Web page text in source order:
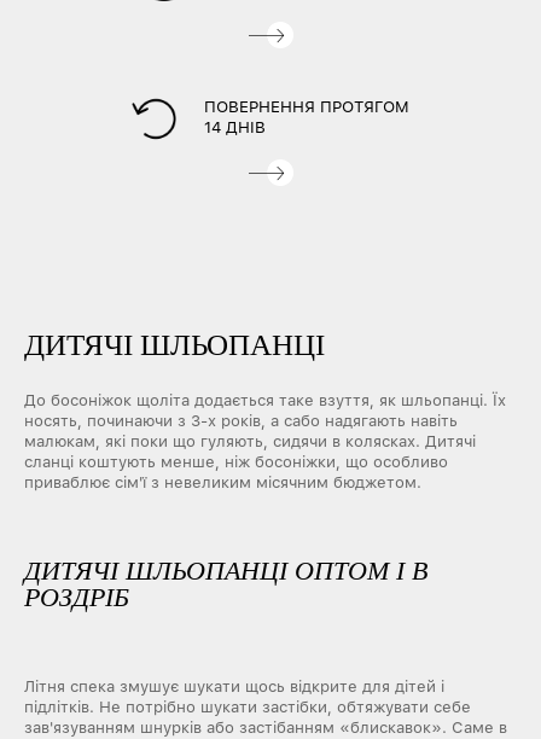
ПОВЕРНЕННЯ ПРОТЯГОМ
14 ДНІВ
ДИТЯЧІ ШЛЬОПАНЦІ
До босоніжок щоліта додається таке взуття, як шльопанці. Їх
носять, починаючи з 3-х років, а сабо надягають навіть
малюкам, які поки що гуляють, сидячи в колясках. Дитячі
сланці коштують менше, ніж босоніжки, що особливо
приваблює сім'ї з невеликим місячним бюджетом.
ДИТЯЧІ ШЛЬОПАНЦІ ОПТОМ І В
РОЗДРІБ
Літня спека змушує шукати щось відкрите для дітей і
підлітків. Не потрібно шукати застібки, обтяжувати себе
зав'язуванням шнурків або застібанням «блискавок». Саме в